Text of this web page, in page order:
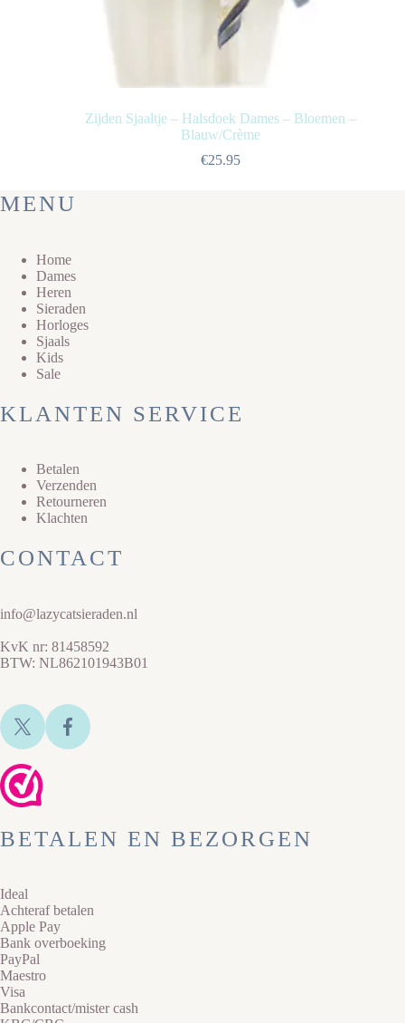
Zijden Sjaaltje – Halsdoek Dames – Bloemen –
Blauw/Crème
€25.95
MENU
Home
Dames
Heren
Sieraden
Horloges
Sjaals
Kids
Sale
KLANTEN SERVICE
Betalen
Verzenden
Retourneren
Klachten
CONTACT
info@lazycatsieraden.nl
KvK nr: 81458592
BTW: NL862101943B01
BETALEN EN BEZORGEN
Ideal
Achteraf betalen
Apple Pay
Bank overboeking
PayPal
Maestro
Visa
Bankcontact/mister cash